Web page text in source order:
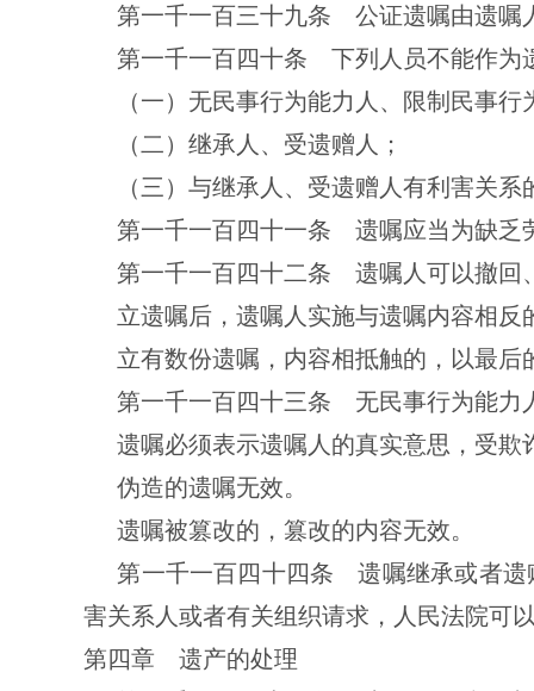
第一千一百三十九条 公证遗嘱由遗嘱
第一千一百四十条 下列人员不能作为
（一）无民事行为能力人、限制民事
（二）继承人、受遗赠人；
（三）与继承人、受遗赠人有利害关系
第一千一百四十一条 遗嘱应当为缺乏
第一千一百四十二条 遗嘱人可以撤回
立遗嘱后，遗嘱人实施与遗嘱内容相
立有数份遗嘱，内容相抵触的，以最后
第一千一百四十三条 无民事行为能力
遗嘱必须表示遗嘱人的真实意思，受
伪造的遗嘱无效。
遗嘱被篡改的，篡改的内容无效。
第一千一百四十四条 遗嘱继承或者遗
害关系人或者有关组织请求，人民法院可
第四章 遗产的处理